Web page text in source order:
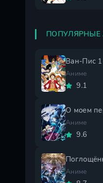
ПОПУЛЯРНЫЕ
Ван-Пис 1
Аниме
9.1
Аниме
9.6
Аниме